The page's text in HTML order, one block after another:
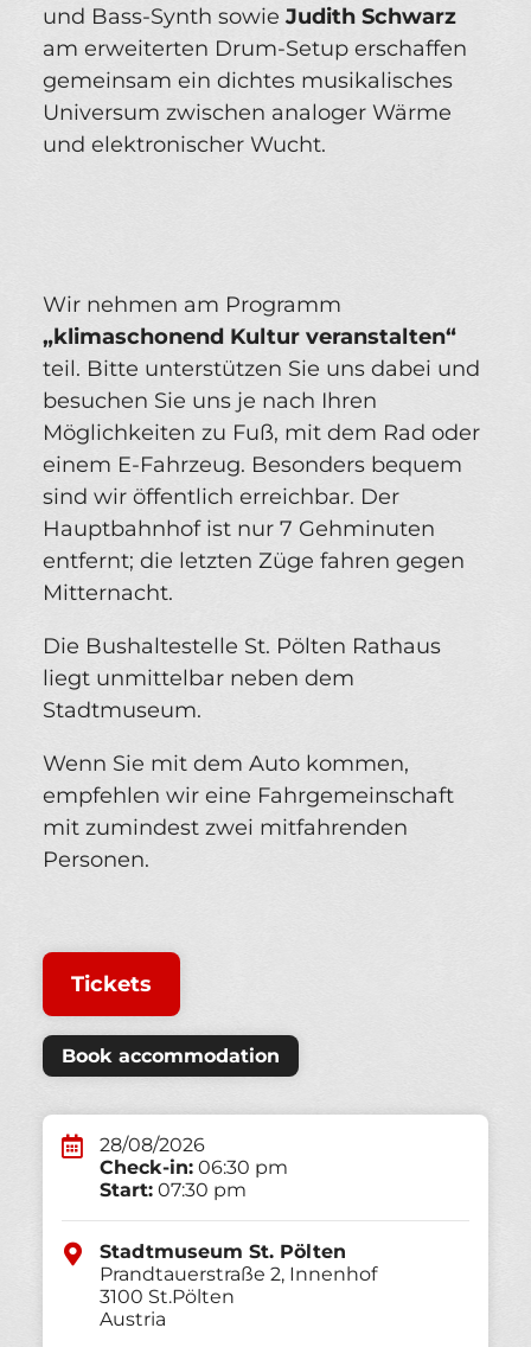
und Bass-Synth sowie Judith Schwarz
am erweiterten Drum-Setup erschaffen
gemeinsam ein dichtes musikalisches
Universum zwischen analoger Wärme
und elektronischer Wucht.
Wir nehmen am Programm
„klimaschonend Kultur veranstalten“
teil. Bitte unterstützen Sie uns dabei und
besuchen Sie uns je nach Ihren
Möglichkeiten zu Fuß, mit dem Rad oder
einem E-Fahrzeug. Besonders bequem
sind wir öffentlich erreichbar. Der
Hauptbahnhof ist nur 7 Gehminuten
entfernt; die letzten Züge fahren gegen
Mitternacht.
Die Bushaltestelle St. Pölten Rathaus
liegt unmittelbar neben dem
Stadtmuseum.
Wenn Sie mit dem Auto kommen,
empfehlen wir eine Fahrgemeinschaft
mit zumindest zwei mitfahrenden
Personen.
Tickets
Book accommodation
28/08/2026
Check-in: 06:30 pm
Start: 07:30 pm
Stadtmuseum St. Pölten
Prandtauerstraße 2, Innenhof
3100 St.Pölten
Austria